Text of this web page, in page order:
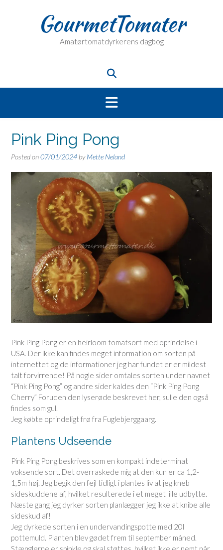
GourmetTomater
Amatørtomatdyrkerens dagbog
Pink Ping Pong
Posted on07/01/2024 byMette Neland
Pink Ping Pong er en heirloom tomatsort med oprindelse i
USA. Der ikke kan findes meget information om sorten på
internettet og de informationer jeg har fundet er er mildest
talt forvirrende! På nogle sider omtales sorten under navnet
“Pink Ping Pong” og andre sider kaldes den “Pink Ping Pong
Cherry” Foruden den lyserøde beskrevet her, sulle den også
findes som gul.
Jeg købte oprindeligt frø fra Fuglebjerggaarg.
Plantens Udseende
Pink Ping Pong beskrives som en kompakt indeterminat
voksende sort. Det overraskede mig at den kun er ca 1,2-
1,5m høj. Jeg begik den fejl tidligt i plantes liv at jeg kneb
sideskuddene af, hvilket resulterede i et meget lille udbytte.
Næste gang jeg dyrker sorten planlægger jeg ikke at knibe alle
sideskud af!
Jeg dyrkede sorten i en undervandingspotte med 20l
pottemuld. Planten blev gødet frem til september måned.